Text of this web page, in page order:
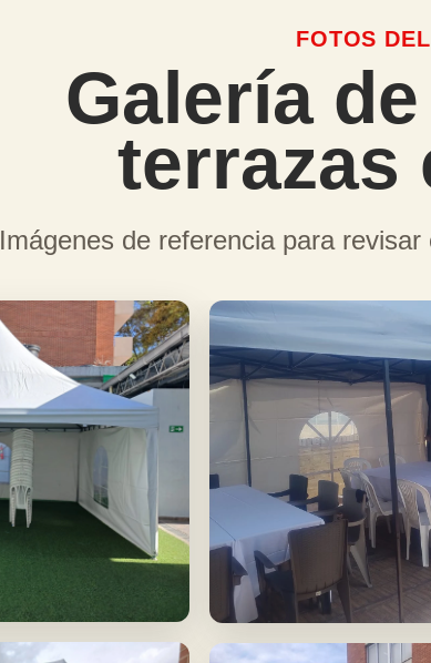
FOTOS
Galería
terrazas
Imágenes de referencia para